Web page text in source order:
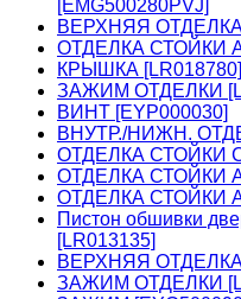
[EMG500280PVJ]
ВЕРХНЯЯ ОТДЕЛКА
ОТДЕЛКА СТОЙКИ A
КРЫШКА [LR018780]
ЗАЖИМ ОТДЕЛКИ
ВИНТ [EYP000030]
ВНУТР./НИЖН.
ОТДЕЛКА СТОЙКИ C
ОТДЕЛКА СТОЙКИ A
ОТДЕЛКА СТОЙКИ A
Пистон обшивки
[LR013135]
ВЕРХНЯЯ ОТДЕЛКА
ЗАЖИМ ОТДЕЛКИ